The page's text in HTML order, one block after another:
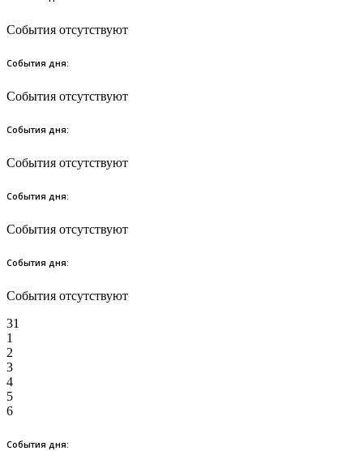
События отсутствуют
События дня:
События отсутствуют
События дня:
События отсутствуют
События дня:
События отсутствуют
События дня:
События отсутствуют
31
1
2
3
4
5
6
События дня: